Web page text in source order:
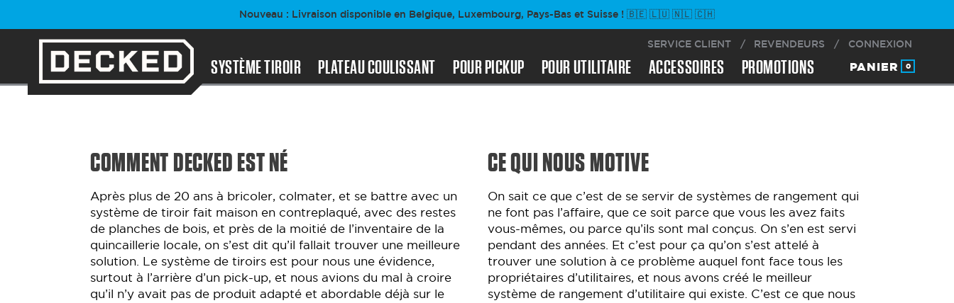
contenu
Nouveau : Livraison disponible en Belgique, Luxembourg, Pays-Bas et Suisse ! 🇧🇪 🇱🇺 🇳🇱 🇨🇭
SERVICE CLIENT / REVENDEURS / CONNEXION
SYSTÈME TIROIR PLATEAU COULISSANT POUR PICKUP POUR UTILITAIRE ACCESSOIRES PROMOTIONS PANIER 0
COMMENT DECKED EST NÉ
Après plus de 20 ans à bricoler, colmater, et se battre avec un
système de tiroir fait maison en contreplaqué, avec des restes
de planches de bois, et près de la moitié de l’inventaire de la
quincaillerie locale, on s’est dit qu’il fallait trouver une meilleure
solution. Le système de tiroirs est pour nous une évidence,
surtout à l’arrière d’un pick-up, et nous avions du mal à croire
qu’il n’y avait pas de produit adapté et abordable déjà sur le
CE QUI NOUS MOTIVE
On sait ce que c’est de se servir de systèmes de rangement qui
ne font pas l’affaire, que ce soit parce que vous les avez faits
vous-mêmes, ou parce qu’ils sont mal conçus. On s’en est servi
pendant des années. Et c’est pour ça qu’on s’est attelé à
trouver une solution à ce problème auquel font face tous les
propriétaires d’utilitaires, et nous avons créé le meilleur
système de rangement d’utilitaire qui existe. C’est ce que nous